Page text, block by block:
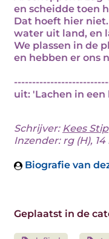
en scheidde toen
Dat hoeft hier
water uit land, en
We plassen in de
en hebben er ons
uit: 'Lachen in een
Schrijver: Kees Stip
Inzender: rg (H), 14
Biografie van
Geplaatst in de